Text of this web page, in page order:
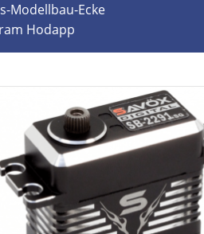
Modellbau-Ecke
Hodapp